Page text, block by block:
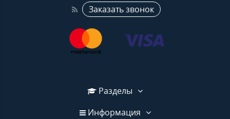
Заказать звонок
Разделы
Информация